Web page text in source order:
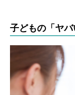
子どもの「ヤ